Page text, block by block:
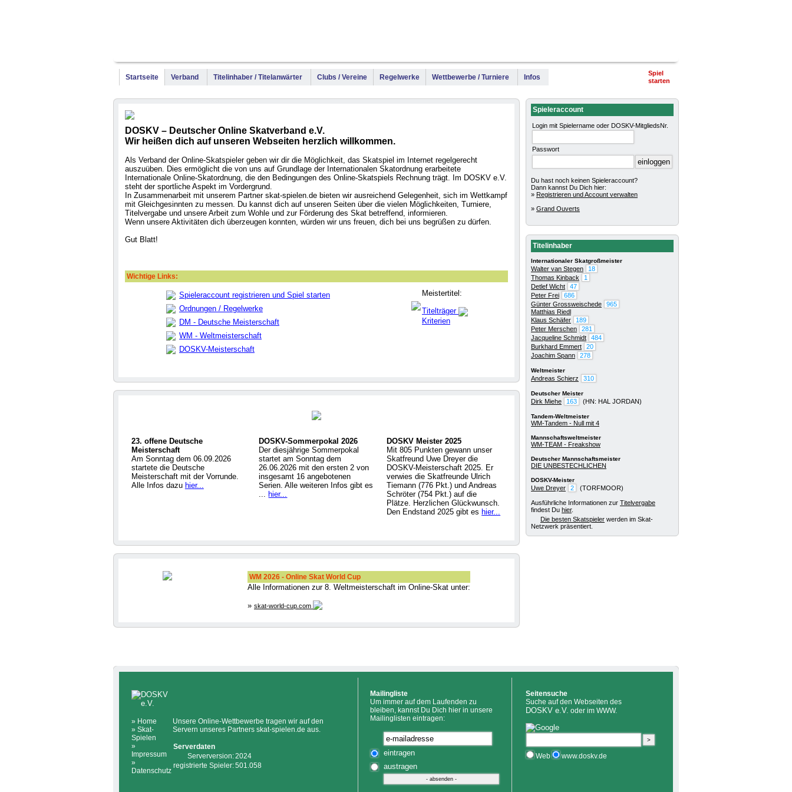
Startseite Verband Titelinhaber / Titelanwärter Clubs / Vereine Regelwerke Wettbewerbe / Turniere Infos
Spiel
starten
DOSKV – Deutscher Online Skatverband e.V.
Wir heißen dich auf unseren Webseiten herzlich willkommen.
Als Verband der Online-Skatspieler geben wir dir die Möglichkeit, das Skatspiel im Internet regelgerecht
auszuüben. Dies ermöglicht die von uns auf Grundlage der Internationalen Skatordnung erarbeitete
Internationale Online-Skatordnung, die den Bedingungen des Online-Skatspiels Rechnung trägt. Im DOSKV e.V.
steht der sportliche Aspekt im Vordergrund.
In Zusammenarbeit mit unserem Partner skat-spielen.de bieten wir ausreichend Gelegenheit, sich im Wettkampf
mit Gleichgesinnten zu messen. Du kannst dich auf unseren Seiten über die vielen Möglichkeiten, Turniere,
Titelvergabe und unsere Arbeit zum Wohle und zur Förderung des Skat betreffend, informieren.
Wenn unsere Aktivitäten dich überzeugen konnten, würden wir uns freuen, dich bei uns begrüßen zu dürfen.
Gut Blatt!
Wichtige Links:
Spieleraccount registrieren und Spiel starten
Ordnungen / Regelwerke
DM - Deutsche Meisterschaft
WM - Weltmeisterschaft
DOSKV-Meisterschaft
Meistertitel:
Titelträger
Kriterien
23. offene Deutsche
Meisterschaft
Am Sonntag dem 06.09.2026
startete die Deutsche
Meisterschaft mit der Vorrunde.
Alle Infos dazu hier...
DOSKV-Sommerpokal 2026
Der diesjährige Sommerpokal
startet am Sonntag dem
26.06.2026 mit den ersten 2 von
insgesamt 16 angebotenen
Serien. Alle weiteren Infos gibt es
... hier...
DOSKV Meister 2025
Mit 805 Punkten gewann unser
Skatfreund Uwe Dreyer die
DOSKV-Meisterschaft 2025. Er
verwies die Skatfreunde Ulrich
Tiemann (776 Pkt.) und Andreas
Schröter (754 Pkt.) auf die
Plätze. Herzlichen Glückwunsch.
Den Endstand 2025 gibt es hier...
WM 2026 - Online Skat World Cup
Alle Informationen zur 8. Weltmeisterschaft im Online-Skat unter:
» skat-world-cup.com
Spieleraccount
Login mit Spielername oder DOSKV-MitgliedsNr.
Passwort
Du hast noch keinen Spieleraccount?
Dann kannst Du Dich hier:
» Registrieren und Account verwalten
» Grand Ouverts
Titelinhaber
Internationaler Skatgroßmeister
Walter van Stegen
18
Thomas Kinback
1
Detlef Wicht
47
Peter Frei
686
Günter Grossweischede
965
Matthias Riedl
Klaus Schäfer
189
Peter Merschen
281
Jacqueline Schmidt
484
Burkhard Emmert
20
Joachim Spann
278
Weltmeister
Andreas Schierz 310
Deutscher Meister
Dirk Miehe 163 (HN: HAL JORDAN)
Tandem-Weltmeister
WM-Tandem - Null mit 4
Mannschaftsweltmeister
WM-TEAM - Freakshow
Deutscher Mannschaftsmeister
DIE UNBESTECHLICHEN
DOSKV-Meister
Uwe Dreyer 2 (TORFMOOR)
Ausführliche Informationen zur Titelvergabe
findest Du hier.
Die besten Skatspieler werden im Skat-
Netzwerk präsentiert.
» Home
» Skat-
Spielen
»
Impressum
»
Datenschutz
Unsere Online-Wettbewerbe tragen wir auf den
Servern unseres Partners skat-spielen.de aus.
Serverdaten
Serverversion:2024
registrierte Spieler:501.058
Mailingliste
Um immer auf dem Laufenden zu
bleiben, kannst Du Dich hier in unsere
Mailinglisten eintragen:
eintragen
austragen
Seitensuche
Suche auf den Webseiten des
DOSKV e.V. oder im WWW.
Web www.doskv.de